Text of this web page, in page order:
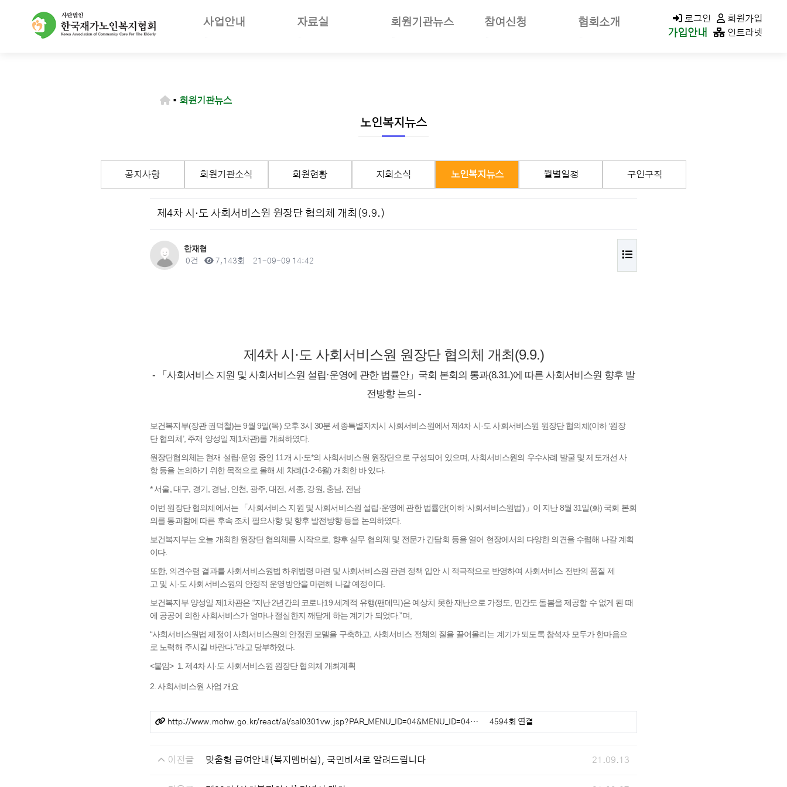
사업안내
등급판정기준및절차안내
자료실
서식자료
도서자료
기타자료
기관회원관리
회원기관뉴스
노인복지뉴스
월별일정
구인구직
참여신청 협회소개
조직구성/조직도
지회현황
KACOLD MALL 로그인 회원가입
가입안내 인트라넷
▪ 회원기관뉴스
노인복지뉴스
공지사항 회원기관소식 회원현황 지회소식 노인복지뉴스 월별일정 구인구직
제4차 시·도 사회서비스원 원장단 협의체 개최(9.9.)
작성자
한재협
댓글
0건 조회7,143회 작성일
21-09-09 14:42
목록
제4차 시·도 사회서비스원 원장단 협의체 개최(9.9.)
- 「사회서비스 지원 및 사회서비스원 설립·운영에 관한 법률안」국회 본회의 통과(8.31.)에 따른 사회서비스원 향후 발
전방향 논의 -
보건복지부(장관 권덕철)는 9월 9일(목) 오후 3시 30분 세종특별자치시 사회서비스원에서 제4차 시·도 사회서비스원 원장단 협의체(이하 ‘원장
단 협의체’, 주재 양성일 제1차관)를 개최하였다.
원장단협의체는 현재 설립·운영 중인 11개 시·도*의 사회서비스원 원장단으로 구성되어 있으며, 사회서비스원의 우수사례 발굴 및 제도개선 사
항 등을 논의하기 위한 목적으로 올해 세 차례(1·2·6월) 개최한 바 있다.
* 서울, 대구, 경기, 경남, 인천, 광주, 대전, 세종, 강원, 충남, 전남
이번 원장단 협의체에서는 「사회서비스 지원 및 사회서비스원 설립·운영에 관한 법률안(이하 ‘사회서비스원법’)」이 지난 8월 31일(화) 국회 본회
의를 통과함에 따른 후속 조치 필요사항 및 향후 발전방향 등을 논의하였다.
보건복지부는 오늘 개최한 원장단 협의체를 시작으로, 향후 실무 협의체 및 전문가 간담회 등을 열어 현장에서의 다양한 의견을 수렴해 나갈 계획
이다.
또한, 의견수렴 결과를 사회서비스원법 하위법령 마련 및 사회서비스원 관련 정책 입안 시 적극적으로 반영하여 사회서비스 전반의 품질 제
고 및 시·도 사회서비스원의 안정적 운영방안을 마련해 나갈 예정이다.
보건복지부 양성일 제1차관은 “지난 2년간의 코로나19 세계적 유행(팬데믹)은 예상치 못한 재난으로 가정도, 민간도 돌봄을 제공할 수 없게 된 때
에 공공에 의한 사회서비스가 얼마나 절실한지 깨닫게 하는 계기가 되었다.”며,
“사회서비스원법 제정이 사회서비스원의 안정된 모델을 구축하고, 사회서비스 전체의 질을 끌어올리는 계기가 되도록 참석자 모두가 한마음으
로 노력해 주시길 바란다.”라고 당부하였다.
<붙임> 1. 제4차 시·도 사회서비스원 원장단 협의체 개최계획
2. 사회서비스원 사업 개요
관련링크http://www.mohw.go.kr/react/al/sal0301vw.jsp?PAR_MENU_ID=04&MENU_ID=04… 4594회 연결
이전글 맞춤형 급여안내(복지멤버십), 국민비서로 알려드립니다 21.09.13